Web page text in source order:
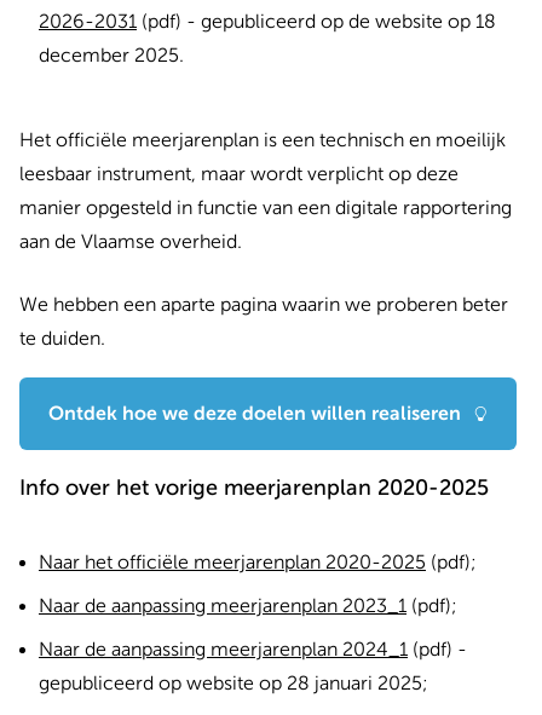
2026-2031 (pdf) - gepubliceerd op de website op 18
december 2025.
Het officiële meerjarenplan is een technisch en moeilijk
leesbaar instrument, maar wordt verplicht op deze
manier opgesteld in functie van een digitale rapportering
aan de Vlaamse overheid.
We hebben een aparte pagina waarin we proberen beter
te duiden.
Ontdek hoe we deze doelen willen realiseren
Info over het vorige meerjarenplan 2020-2025
Naar het officiële meerjarenplan 2020-2025 (pdf);
Naar de aanpassing meerjarenplan 2023_1 (pdf);
Naar de aanpassing meerjarenplan 2024_1 (pdf) -
gepubliceerd op website op 28 januari 2025;